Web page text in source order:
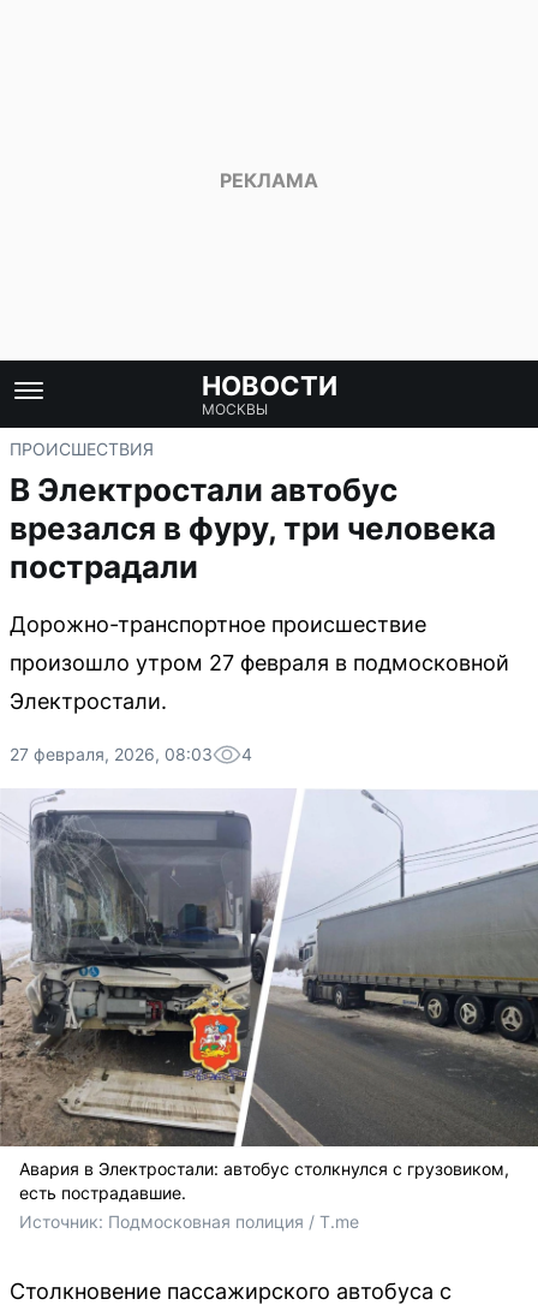
НОВОСТИ
МОСКВЫ
ПРОИСШЕСТВИЯ
В Электростали автобус
врезался в фуру, три человека
пострадали
Дорожно-транспортное происшествие
произошло утром 27 февраля в подмосковной
Электростали.
27 февраля, 2026, 08:03 4
Авария в Электростали: автобус столкнулся с грузовиком,
есть пострадавшие.
Источник: Подмосковная полиция / T.me
Столкновение пассажирского автобуса с